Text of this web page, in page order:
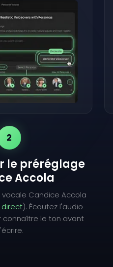
2
le préréglage
Accola
Candice Accola
direct). Écoutez l'audio
connaître le ton avant